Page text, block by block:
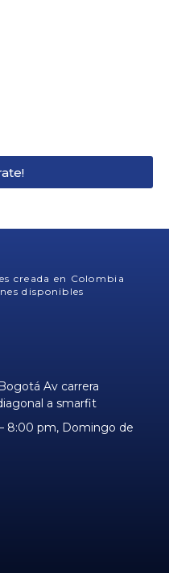
creada en Colombia
disponibles
Av carrera
a smarfit
8:00 pm, ​Domingo de